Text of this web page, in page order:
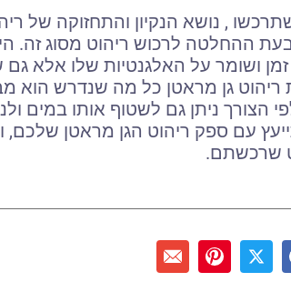
, נושא הנקיון והתחזוקה של
ההחלטה לרכוש ריהוט מסוג זה.
ושומר על האלגנטיות שלו אלא גם
ריהוט גן מראטן כל מה שנדרש
הצורך ניתן גם לשטוף אותו במים
עם ספק ריהוט הגן מראטן שלכם,
שרכשתם.